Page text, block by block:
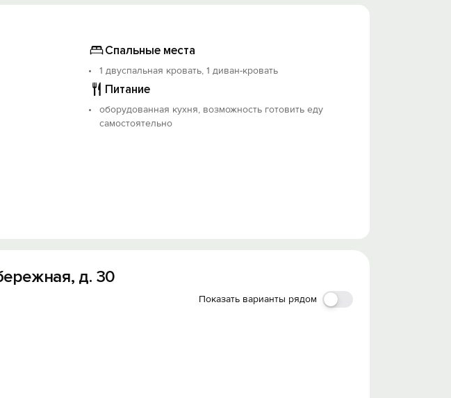
Спальные места
1 двуспальная кровать, 1 диван-кровать
Питание
оборудованная кухня, возможность готовить еду
самостоятельно
д. 30
Показать варианты рядом